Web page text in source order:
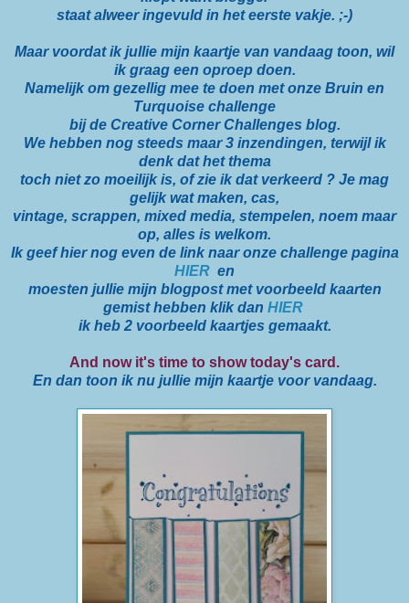
staat alweer ingevuld in het eerste vakje. ;-)
Maar voordat ik jullie mijn kaartje van vandaag toon, wil
ik graag een oproep doen.
Namelijk om gezellig mee te doen met onze Bruin en
Turquoise challenge
bij de Creative Corner Challenges blog.
We hebben nog steeds maar 3 inzendingen, terwijl ik
denk dat het thema
toch niet zo moeilijk is, of zie ik dat verkeerd ? Je mag
gelijk wat maken, cas,
vintage, scrappen, mixed media, stempelen, noem maar
op, alles is welkom.
Ik geef hier nog even de link naar onze challenge pagina
HIER en
moesten jullie mijn blogpost met voorbeeld kaarten
gemist hebben klik dan HIER
ik heb 2 voorbeeld kaartjes gemaakt.
And now it's time to show today's card.
En dan toon ik nu jullie mijn kaartje voor vandaag.